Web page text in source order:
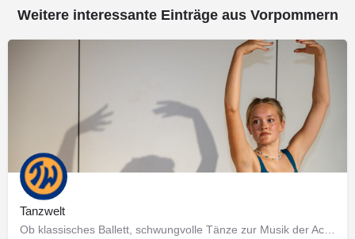
Registergericht: Amtsgericht Greifswald
Haftungsausschluss
Alle Logos,Warenzeichen und Texte auf dieser Seite
sind geschützt durch ihre Eigentümer. Bilder und Inhalte
von dieserWebseite, dürfen nicht ohne schriftliche
Weitere interessante Einträge aus Vorpommern
Tanzwelt